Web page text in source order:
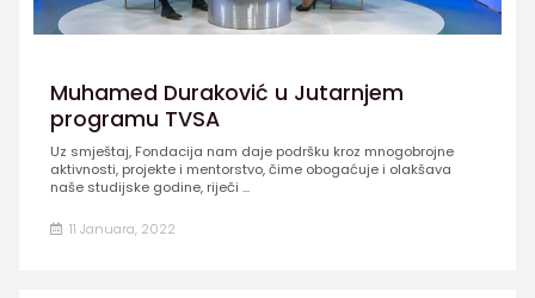
Muhamed Duraković u Jutarnjem
programu TVSA
Uz smještaj, Fondacija nam daje podršku kroz mnogobrojne
aktivnosti, projekte i mentorstvo, čime obogaćuje i olakšava
naše studijske godine, riječi ...
11 Januara, 2022